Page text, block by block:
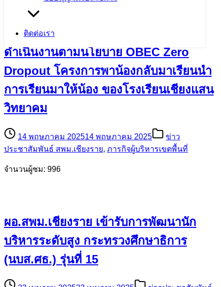
ติดต่อเรา
ผอ.สพม.เชียงราย ลงพื้นที่ติดตามการ
ดำเนินงานตามนโยบาย OBEC Zero
Dropout โครงการพาน้องกลับมาเรียนนำ
การเรียนมาให้น้อง ของโรงเรียนเชียงแสน
วิทยาคม
14 พฤษภาคม 202514 พฤษภาคม 2025
ข่าว
ประชาสัมพันธ์ สพม.เชียงราย, ภารกิจผู้บริหารเขตพื้นที่
จำนวนผู้ชม: 996
ผอ.สพม.เชียงราย เข้ารับการพัฒนานัก
บริหารระดับสูง กระทรวงศึกษาธิการ
(นบส.ศธ.) รุ่นที่ 15